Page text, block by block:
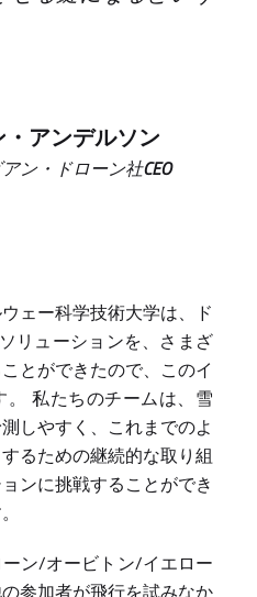
アンデルソン
ン・ドローン社CEO
ェー科学技術大学は、ド
リューションを、さまざ
とができたので、このイ
私たちのチームは、雪
しやすく、これまでのよ
るための継続的な取り組
ンに挑戦することができ
ン/オービトン/イエロー
参加者が飛行を試みなか